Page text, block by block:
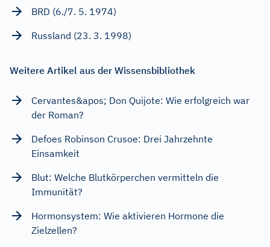
BRD (6./7. 5. 1974)
Russland (23. 3. 1998)
Weitere Artikel aus der Wissensbibliothek
Cervantes&apos; Don Quijote: Wie erfolgreich war
der Roman?
Defoes Robinson Crusoe: Drei Jahrzehnte
Einsamkeit
Blut: Welche Blutkörperchen vermitteln die
Immunität?
Hormonsystem: Wie aktivieren Hormone die
Zielzellen?